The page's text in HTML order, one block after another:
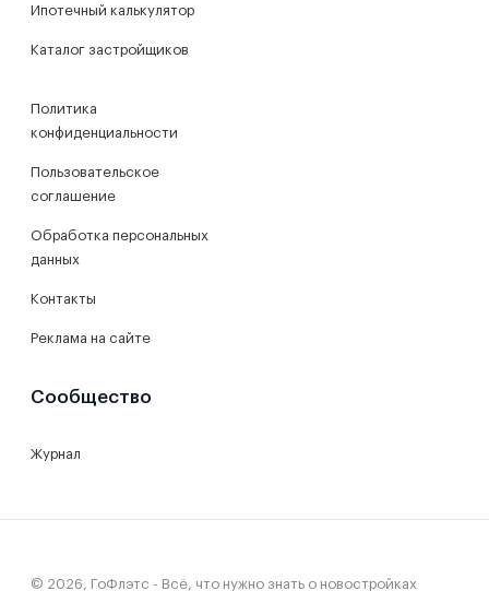
Ипотечный калькулятор
Каталог застройщиков
Политика
конфиденциальности
Пользовательское
соглашение
Обработка персональных
данных
Контакты
Реклама на сайте
Сообщество
Журнал
© 2026, ГоФлэтс - Всё, что нужно знать о новостройках